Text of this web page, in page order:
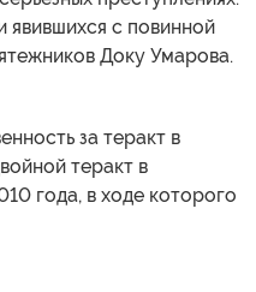
явившихся с повинной
Доку Умарова.
за теракт в
теракт в
года, в ходе которого